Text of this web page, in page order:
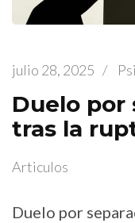
julio 28, 2025 /
Duelo por
tras la
Articulos
Duelo por